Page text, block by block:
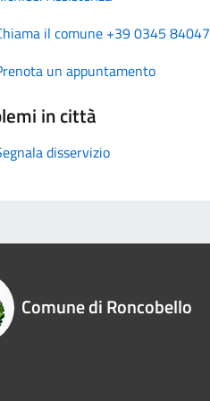
il comune +39 0345 84047
un appuntamento
in città
disservizio
Comune di Roncobello